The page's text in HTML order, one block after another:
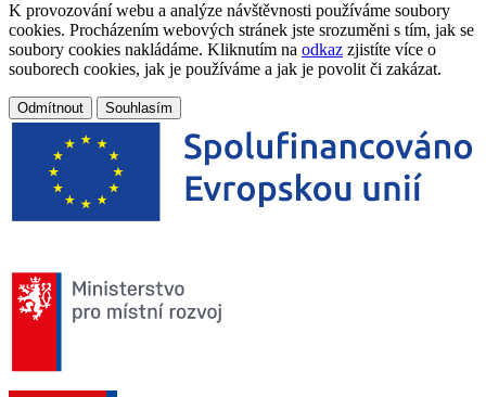
K provozování webu a analýze návštěvnosti používáme soubory
cookies. Procházením webových stránek jste srozuměni s tím, jak se
soubory cookies nakládáme. Kliknutím na odkaz zjistíte více o
souborech cookies, jak je používáme a jak je povolit či zakázat.
Odmítnout Souhlasím